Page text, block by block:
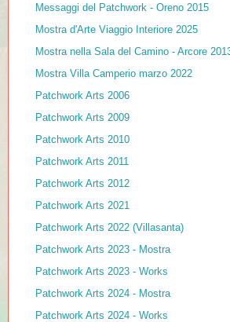
Messaggi del Patchwork - Oreno 2015
Mostra d'Arte Viaggio Interiore 2025
Mostra nella Sala del Camino - Arcore
Mostra Villa Camperio marzo 2022
Patchwork Arts 2006
Patchwork Arts 2009
Patchwork Arts 2010
Patchwork Arts 2011
Patchwork Arts 2012
Patchwork Arts 2021
Patchwork Arts 2022 (Villasanta)
Patchwork Arts 2023 - Mostra
Patchwork Arts 2023 - Works
Patchwork Arts 2024 - Mostra
Patchwork Arts 2024 - Works